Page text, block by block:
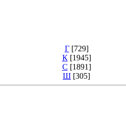
Г [729]
К [1945]
С [1891]
Ш [305]